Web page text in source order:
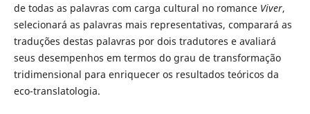
de todas as palavras com carga cultural no romance Viver,
selecionará as palavras mais representativas, comparará as
traduções destas palavras por dois tradutores e avaliará
seus desempenhos em termos do grau de transformação
tridimensional para enriquecer os resultados teóricos da
eco-translatologia.